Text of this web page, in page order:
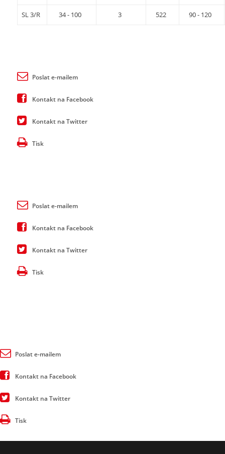
SL 3/R 34 - 100 3 522 90 - 120
Poslat e-mailem
Kontakt na Facebook
Kontakt na Twitter
Tisk
Poslat e-mailem
Kontakt na Facebook
Kontakt na Twitter
Tisk
Poslat e-mailem
Kontakt na Facebook
Kontakt na Twitter
Tisk